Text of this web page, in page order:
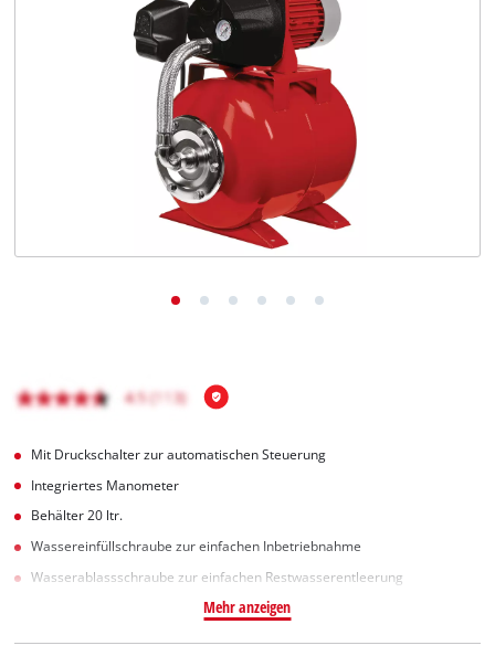
Mit Druckschalter zur automatischen Steuerung
Integriertes Manometer
Behälter 20 ltr.
Wassereinfüllschraube zur einfachen Inbetriebnahme
Wasserablassschraube zur einfachen Restwasserentleerung
Mehr anzeigen